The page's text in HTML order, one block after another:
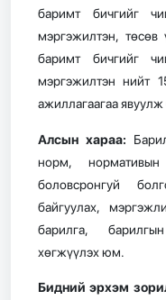
баримт бичгийг
мэргэжилтэн,
баримт бичгийг
мэргэжилтэн нийт
ажиллагаагаа явуулж
Алсын хараа:
норм,
боловсронгуй
байгуулах,
барилга,
хөгжүүлэх юм.
Бидний эрхэм